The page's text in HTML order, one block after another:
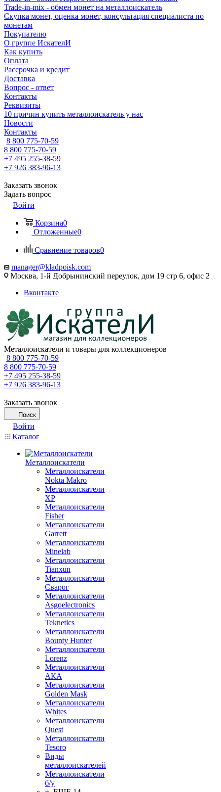
Trade-in-mix - обмен монет на металлоискатель
Скупка монет, оценка монет, консультация специалиста по
монетам
Покупателю
О группе ИскателИ
Как купить
Оплата
Рассрочка и кредит
Доставка
Вопрос - ответ
Контакты
Реквизиты
10 причин купить металлоискатель у нас
Новости
Контакты
8 800 775-70-59
8 800 775-70-59
+7 495 255-38-59
+7 926 383-96-13
Заказать звонок
Задать вопрос
Войти
Корзина0
Отложенные0
Сравнение товаров0
manager@kladpoisk.com
Москва, 1-й Добрынинский переулок, дом 19 стр 6, офис 2
Вконтакте
Металлоискатели и товары для коллекционеров
8 800 775-70-59
8 800 775-70-59
+7 495 255-38-59
+7 926 383-96-13
Заказать звонок
Поиск
Войти
Каталог
Металлоискатели
Металлоискатели
Nokta Makro
Металлоискатели
XP
Металлоискатели
Fisher
Металлоискатели
Garrett
Металлоискатели
Minelab
Металлоискатели
Tianxun
Металлоискатели
Сварог
Металлоискатели
Asgoelectronics
Металлоискатели
Teknetics
Металлоискатели
Bounty Hunter
Металлоискатели
Lorenz
Металлоискатели
АКА
Металлоискатели
Golden Mask
Металлоискатели
Whites
Металлоискатели
Quest
Металлоискатели
Tesoro
Виды
металлоискателей
Металлоискатели
б/у